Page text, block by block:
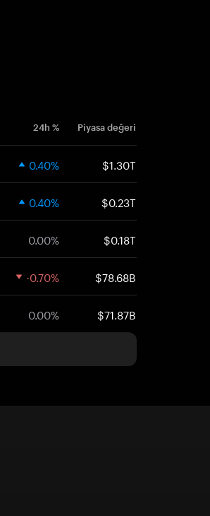
24h % Piyasa değeri
0.40% $1.30T
0.40% $0.23T
0.00% $0.18T
-0.70% $78.68B
0.00% $71.87B